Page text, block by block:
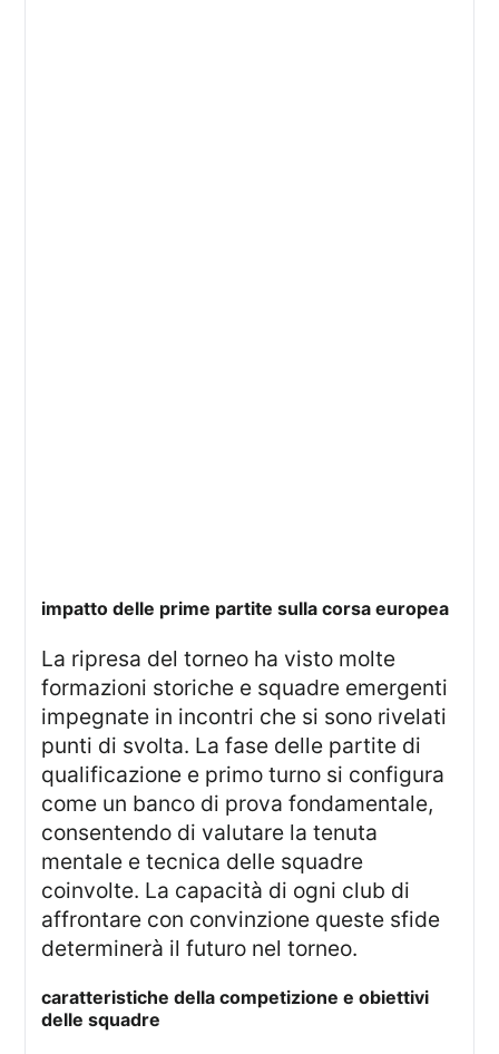
impatto delle prime partite sulla corsa europea
La ripresa del torneo ha visto molte
formazioni storiche e squadre emergenti
impegnate in incontri che si sono rivelati
punti di svolta. La fase delle partite di
qualificazione e primo turno si configura
come un banco di prova fondamentale,
consentendo di valutare la tenuta
mentale e tecnica delle squadre
coinvolte. La capacità di ogni club di
affrontare con convinzione queste sfide
determinerà il futuro nel torneo.
caratteristiche della competizione e obiettivi
delle squadre